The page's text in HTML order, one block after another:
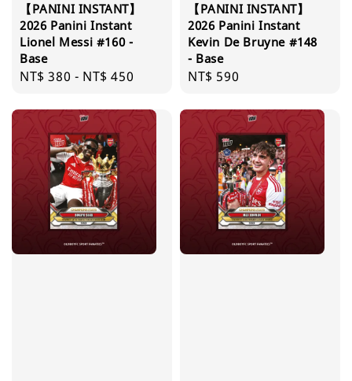
【PANINI INSTANT】
2026 Panini Instant
Lionel Messi #160 -
Base
Regular
NT$ 380 - NT$ 450
【PANINI INSTANT】
2026 Panini Instant
Kevin De Bruyne #148
- Base
Regular
NT$ 590